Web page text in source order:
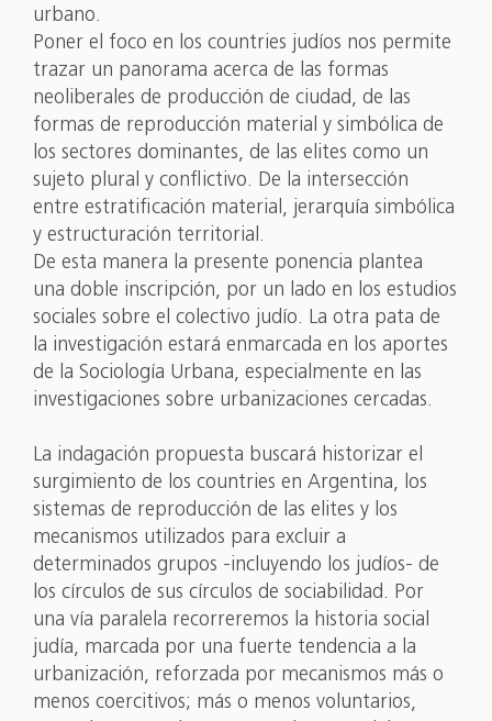
urbano.
Poner el foco en los countries judíos nos permite
trazar un panorama acerca de las formas
neoliberales de producción de ciudad, de las
formas de reproducción material y simbólica de
los sectores dominantes, de las elites como un
sujeto plural y conflictivo. De la intersección
entre estratificación material, jerarquía simbólica
y estructuración territorial.
De esta manera la presente ponencia plantea
una doble inscripción, por un lado en los estudios
sociales sobre el colectivo judío. La otra pata de
la investigación estará enmarcada en los aportes
de la Sociología Urbana, especialmente en las
investigaciones sobre urbanizaciones cercadas.
La indagación propuesta buscará historizar el
surgimiento de los countries en Argentina, los
sistemas de reproducción de las elites y los
mecanismos utilizados para excluir a
determinados grupos -incluyendo los judíos- de
los círculos de sus círculos de sociabilidad. Por
una vía paralela recorreremos la historia social
judía, marcada por una fuerte tendencia a la
urbanización, reforzada por mecanismos más o
menos coercitivos; más o menos voluntarios,